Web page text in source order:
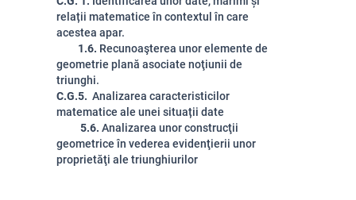
relații matematice în contextul în care
acestea apar.
1.6. Recunoaşterea unor elemente de
geometrie plană asociate noţiunii de
triunghi.
C.G.5. Analizarea caracteristicilor
matematice ale unei situații date
5.6. Analizarea unor construcţii
geometrice în vederea evidenţierii unor
proprietăţi ale triunghiurilor